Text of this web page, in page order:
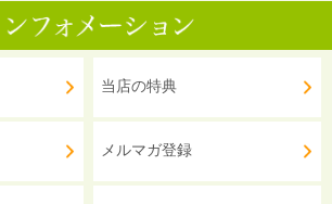
当店の特典
メルマガ登録